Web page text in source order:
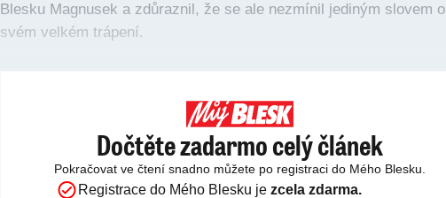
Blesku Magnusek a zdůraznil, že se ale nezmínil jediným slovem o
svém velkém trápení.
Dočtěte zadarmo celý článek
Pokračovat ve čtení snadno můžete po registraci do Mého Blesku.
Registrace do Mého Blesku je zcela zdarma.